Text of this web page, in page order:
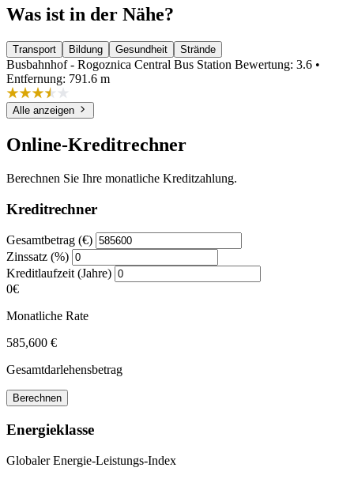
Was ist in der Nähe?
Transport Bildung Gesundheit Strände
Busbahnhof - Rogoznica Central Bus Station Bewertung: 3.6 •
Entfernung: 791.6 m
Alle anzeigen
Online-Kreditrechner
Berechnen Sie Ihre monatliche Kreditzahlung.
Kreditrechner
Gesamtbetrag (€)
Zinssatz (%)
Kreditlaufzeit (Jahre)
0€
Monatliche Rate
585,600 €
Gesamtdarlehensbetrag
Berechnen
Energieklasse
Globaler Energie-Leistungs-Index